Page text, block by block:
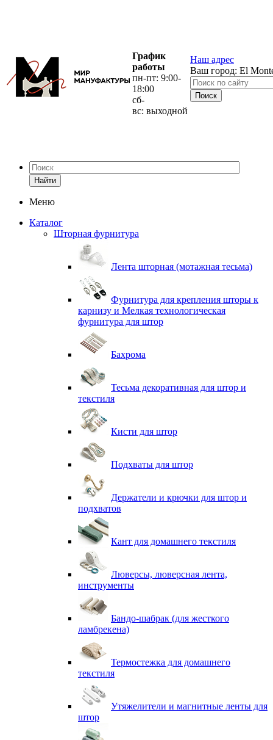
График
работы
пн-пт: 9:00-
18:00
сб-
вс: выходной
Наш адрес
Ваш город: El
Найти
Меню
Каталог
Шторная фурнитура
Лента шторная (мотажная тесьма)
Фурнитура для крепления шторы к
карнизу и Мелкая технологическая
фурнитура для штор
Бахрома
Тесьма декоративная для штор и
текстиля
Кисти для штор
Подхваты для штор
Держатели и крючки для штор и
подхватов
Кант для домашнего текстиля
Люверсы, люверсная лента,
инструменты
Бандо-шабрак (для жесткого
ламбрекена)
Термостежка для домашнего
текстиля
Утяжелители и магнитные ленты для
штор